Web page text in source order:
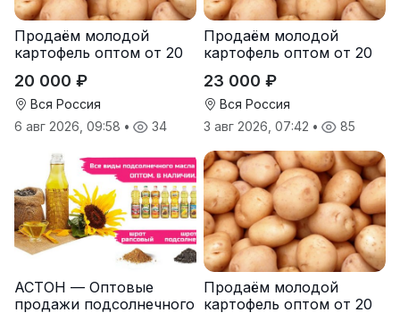
Продаём молодой
картофель оптом от 20
20 000 ₽
Вся Россия
6 авг 2026, 09:58 • 34
Продаём молодой
картофель оптом от 20
23 000 ₽
Вся Россия
3 авг 2026, 07:42 • 85
АСТОН — Оптовые
продажи подсолнечного
Продаём молодой
картофель оптом от 20